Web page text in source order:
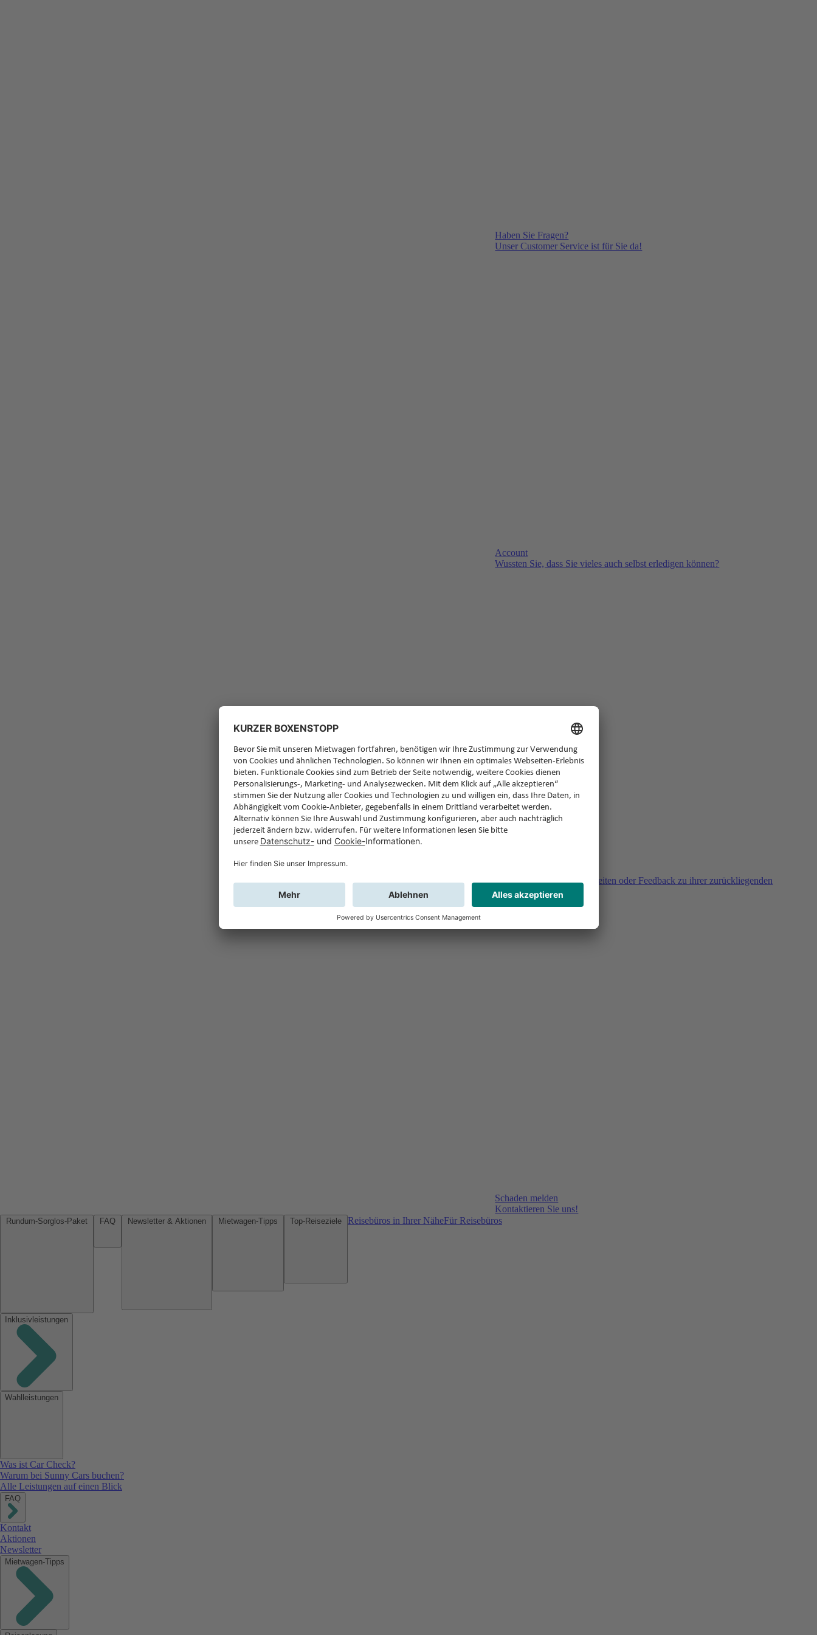
Haben Sie Fragen?
Unser Customer Service ist für Sie da!
Account
Wussten Sie, dass Sie vieles auch selbst erledigen können?
Sie haben Fragen, Unklarheiten oder Feedback zu ihrer zurückliegenden
Buchung?
Schaden melden
Kontaktieren Sie uns!
Reisebüros in Ihrer NäheFür Reisebüros
Inklusivleistungen
Wahlleistungen
Was ist Car Check?
Warum bei Sunny Cars buchen?
Alle Leistungen auf einen Blick
FAQ
Kontakt
Aktionen
Newsletter
Mietwagen-Tipps